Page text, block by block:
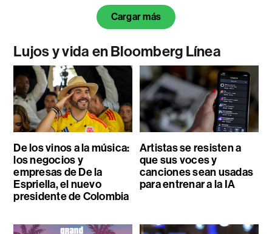
Cargar más
Lujos y vida en Bloomberg Línea
De los vinos a la música:
los negocios y
empresas de De la
Espriella, el nuevo
presidente de Colombia
Artistas se resisten a
que sus voces y
canciones sean usadas
para entrenar a la IA